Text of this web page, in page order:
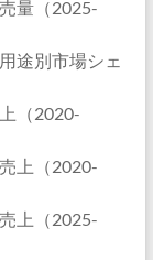
量（2025-
途別市場シェ
（2020-
上（2020-
上（2025-